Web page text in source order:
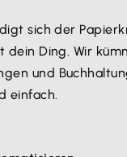
sich der
dein Ding. Wir
und
einfach.